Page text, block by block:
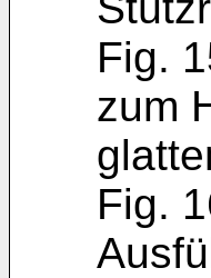
Fig.
zum
Fig.